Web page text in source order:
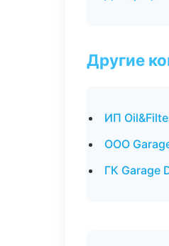
Другие
ИП
ООО
ГК Garage